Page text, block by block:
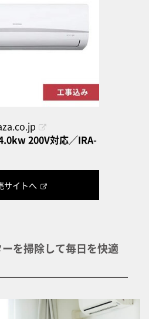
200V対応／IRA-
サイトへ
を掃除して毎日を快適